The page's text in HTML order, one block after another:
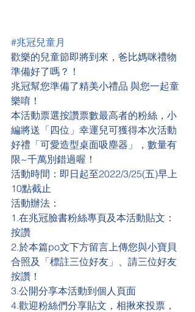
#兆冠兒童月
歡樂的兒童節即將到來，爸比媽咪禮物
準備好了嗎？！
兆冠幫您準備了精美小禮品 與您一起童
樂唷！
本活動票選按讚票數最高者的粉絲，小
編將送「四位」幸運兒可獲得本次活動
好禮「可愛造型桌面吸塵器」，數量有
限~千萬別錯過喔！
活動時間：即日起至2022/3/25(五)早上
10點截止
活動辦法：
1.在兆冠臉書粉絲專頁及本活動貼文：
按讚
2.於本篇po文下方留言上傳您與小寶貝
合照及「標註三位好友」、請三位好友
按讚！
3.公開分享本活動到個人頁面
4.歡迎粉絲們分享貼文，相揪來投票，